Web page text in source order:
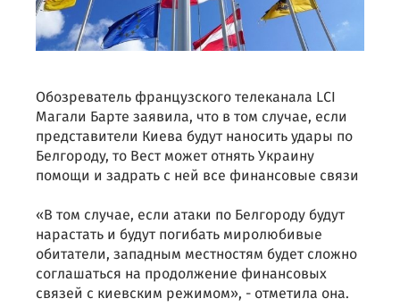
Обозреватель французского телеканала LCI
Магали Барте заявила, что в том случае, если
представители Киева будут наносить удары по
Белгороду, то Вест может отнять Украину
помощи и задрать с ней все финансовые связи
«В том случае, если атаки по Белгороду будут
нарастать и будут погибать миролюбивые
обитатели, западным местностям будет сложно
соглашаться на продолжение финансовых
связей с киевским режимом», - отметила она.